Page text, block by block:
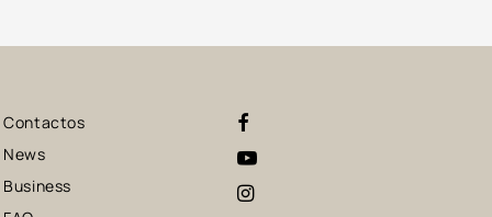
Contactos
News
Business